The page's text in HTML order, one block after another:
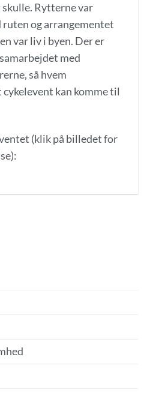
Rytterne var
og arrangementet
var liv i byen. Der er
med
så hvem
kan komme til
(klik på billedet for